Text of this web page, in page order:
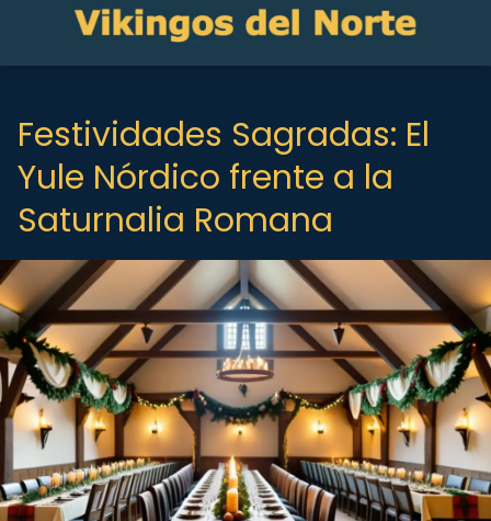
Festividades Sagradas: El
Yule Nórdico frente a la
Saturnalia Romana